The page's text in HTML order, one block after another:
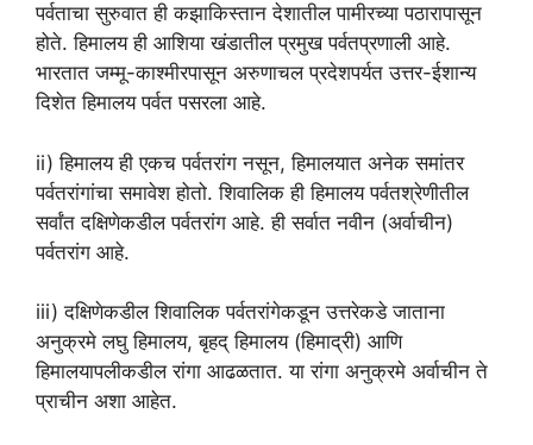
पर्वताचा सुरुवात ही कझाकिस्तान देशातील पामीरच्या पठारापासून
होते. हिमालय ही आशिया खंडातील प्रमुख पर्वतप्रणाली आहे.
भारतात जम्मू-काश्मीरपासून अरुणाचल प्रदेशपर्यत उत्तर-ईशान्य
दिशेत हिमालय पर्वत पसरला आहे.
ii) हिमालय ही एकच पर्वतरांग नसून, हिमालयात अनेक समांतर
पर्वतरांगांचा समावेश होतो. शिवालिक ही हिमालय पर्वतश्रेणीतील
सर्वांत दक्षिणेकडील पर्वतरांग आहे. ही सर्वात नवीन (अर्वाचीन)
पर्वतरांग आहे.
iii) दक्षिणेकडील शिवालिक पर्वतरांगेकडून उत्तरेकडे जाताना
अनुक्रमे लघु हिमालय, बृहद् हिमालय (हिमाद्री) आणि
हिमालयापलीकडील रांगा आढळतात. या रांगा अनुक्रमे अर्वाचीन ते
प्राचीन अशा आहेत.